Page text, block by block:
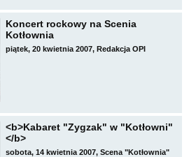
Koncert rockowy na Scenia
Kotłownia
piątek, 20 kwietnia 2007, Redakcja OPI
<b>Kabaret "Zygzak" w "Kotłowni"
</b>
sobota, 14 kwietnia 2007, Scena "Kotłownia"